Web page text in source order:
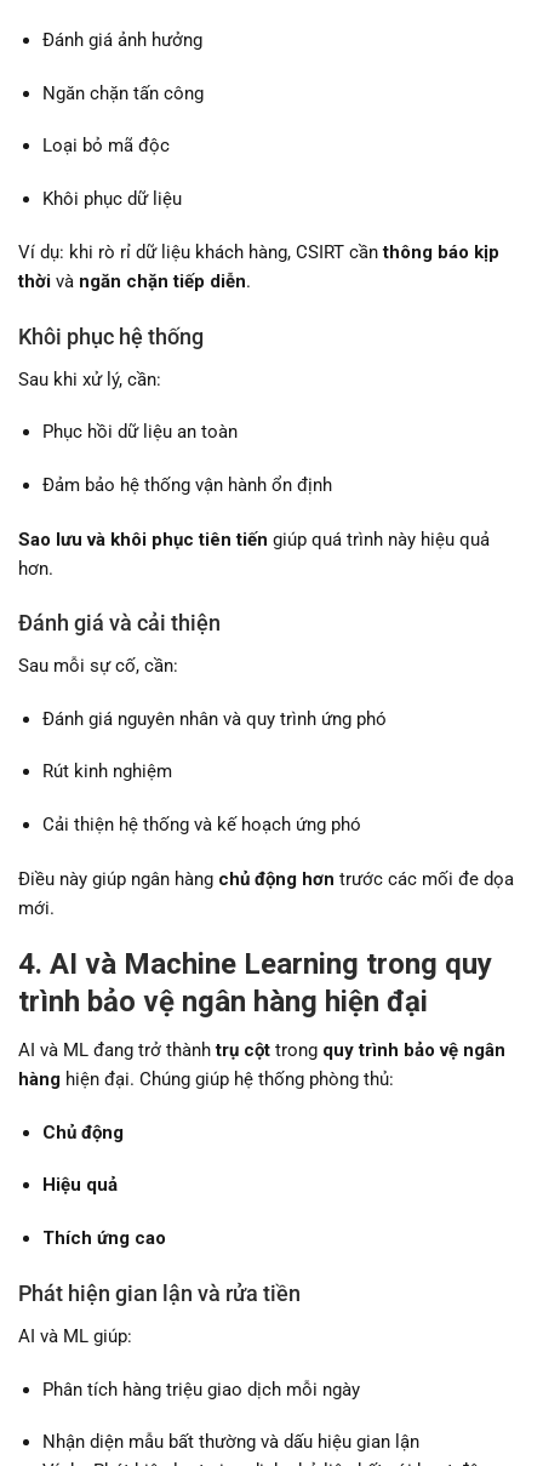
Đánh giá ảnh hưởng
Ngăn chặn tấn công
Loại bỏ mã độc
Khôi phục dữ liệu
Ví dụ: khi rò rỉ dữ liệu khách hàng, CSIRT cầnthông báo kịp
thời và ngăn chặn tiếp diễn.
Khôi phục hệ thống
Sau khi xử lý, cần:
Phục hồi dữ liệu an toàn
Đảm bảo hệ thống vận hành ổn định
Sao lưu và khôi phục tiên tiến giúp quá trình này hiệu quả
hơn.
Đánh giá và cải thiện
Sau mỗi sự cố, cần:
Đánh giá nguyên nhân và quy trình ứng phó
Rút kinh nghiệm
Cải thiện hệ thống và kế hoạch ứng phó
Điều này giúp ngân hàng chủ động hơn trước các mối đe dọa
mới.
4. AI và Machine Learning trong quy
trình bảo vệ ngân hàng hiện đại
AI và ML đang trở thànhtrụ cột trong quy trình bảo vệ ngân
hàng hiện đại. Chúng giúp hệ thống phòng thủ:
Chủ động
Hiệu quả
Thích ứng cao
Phát hiện gian lận và rửa tiền
AI và ML giúp:
Phân tích hàng triệu giao dịch mỗi ngày
Nhận diện mẫu bất thường và dấu hiệu gian lận